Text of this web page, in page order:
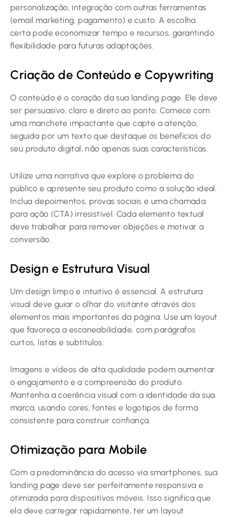
personalização, integração com outras ferramentas
(email marketing, pagamento) e custo. A escolha
certa pode economizar tempo e recursos, garantindo
flexibilidade para futuras adaptações.
Criação de Conteúdo e Copywriting
O conteúdo é o coração da sua landing page. Ele deve
ser persuasivo, claro e direto ao ponto. Comece com
uma manchete impactante que capte a atenção,
seguida por um texto que destaque os benefícios do
seu produto digital, não apenas suas características.
Utilize uma narrativa que explore o problema do
público e apresente seu produto como a solução ideal.
Inclua depoimentos, provas sociais e uma chamada
para ação (CTA) irresistível. Cada elemento textual
deve trabalhar para remover objeções e motivar a
conversão.
Design e Estrutura Visual
Um design limpo e intuitivo é essencial. A estrutura
visual deve guiar o olhar do visitante através dos
elementos mais importantes da página. Use um layout
que favoreça a escaneabilidade, com parágrafos
curtos, listas e subtítulos.
Imagens e vídeos de alta qualidade podem aumentar
o engajamento e a compreensão do produto.
Mantenha a coerência visual com a identidade da sua
marca, usando cores, fontes e logotipos de forma
consistente para construir confiança.
Otimização para Mobile
Com a predominância do acesso via smartphones, sua
landing page deve ser perfeitamente responsiva e
otimizada para dispositivos móveis. Isso significa que
ela deve carregar rapidamente, ter um layout